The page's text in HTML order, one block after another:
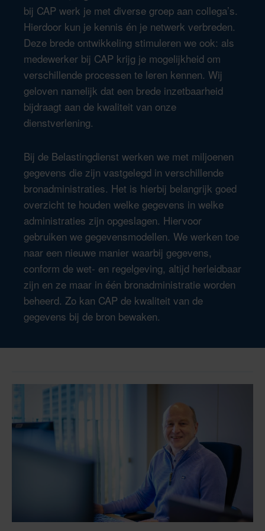
naar betalingsregelingen, schuldsanering en de
mogelijkheden tot kwijtschelding.
beroepsprocessen en het coördineren van
verstoringen in het primaire proces. Kortom: bij
Centrale functies ondersteunen we de hele
Belastingdienst organisatie.
bij CAP werk je met diverse groep aan collega’s.
Hierdoor kun je kennis én je netwerk verbreden.
Deze brede ontwikkeling stimuleren we ook: als
medewerker bij CAP krijg je mogelijkheid om
verschillende processen te leren kennen. Wij
geloven namelijk dat een brede inzetbaarheid
bijdraagt aan de kwaliteit van onze
dienstverlening.
Bij de Belastingdienst werken we met miljoenen
gegevens die zijn vastgelegd in verschillende
bronadministraties. Het is hierbij belangrijk goed
overzicht te houden welke gegevens in welke
administraties zijn opgeslagen. Hiervoor
gebruiken we gegevensmodellen. We werken toe
naar een nieuwe manier waarbij gegevens,
conform de wet- en regelgeving, altijd herleidbaar
zijn en ze maar in één bronadministratie worden
beheerd. Zo kan CAP de kwaliteit van de
gegevens bij de bron bewaken.